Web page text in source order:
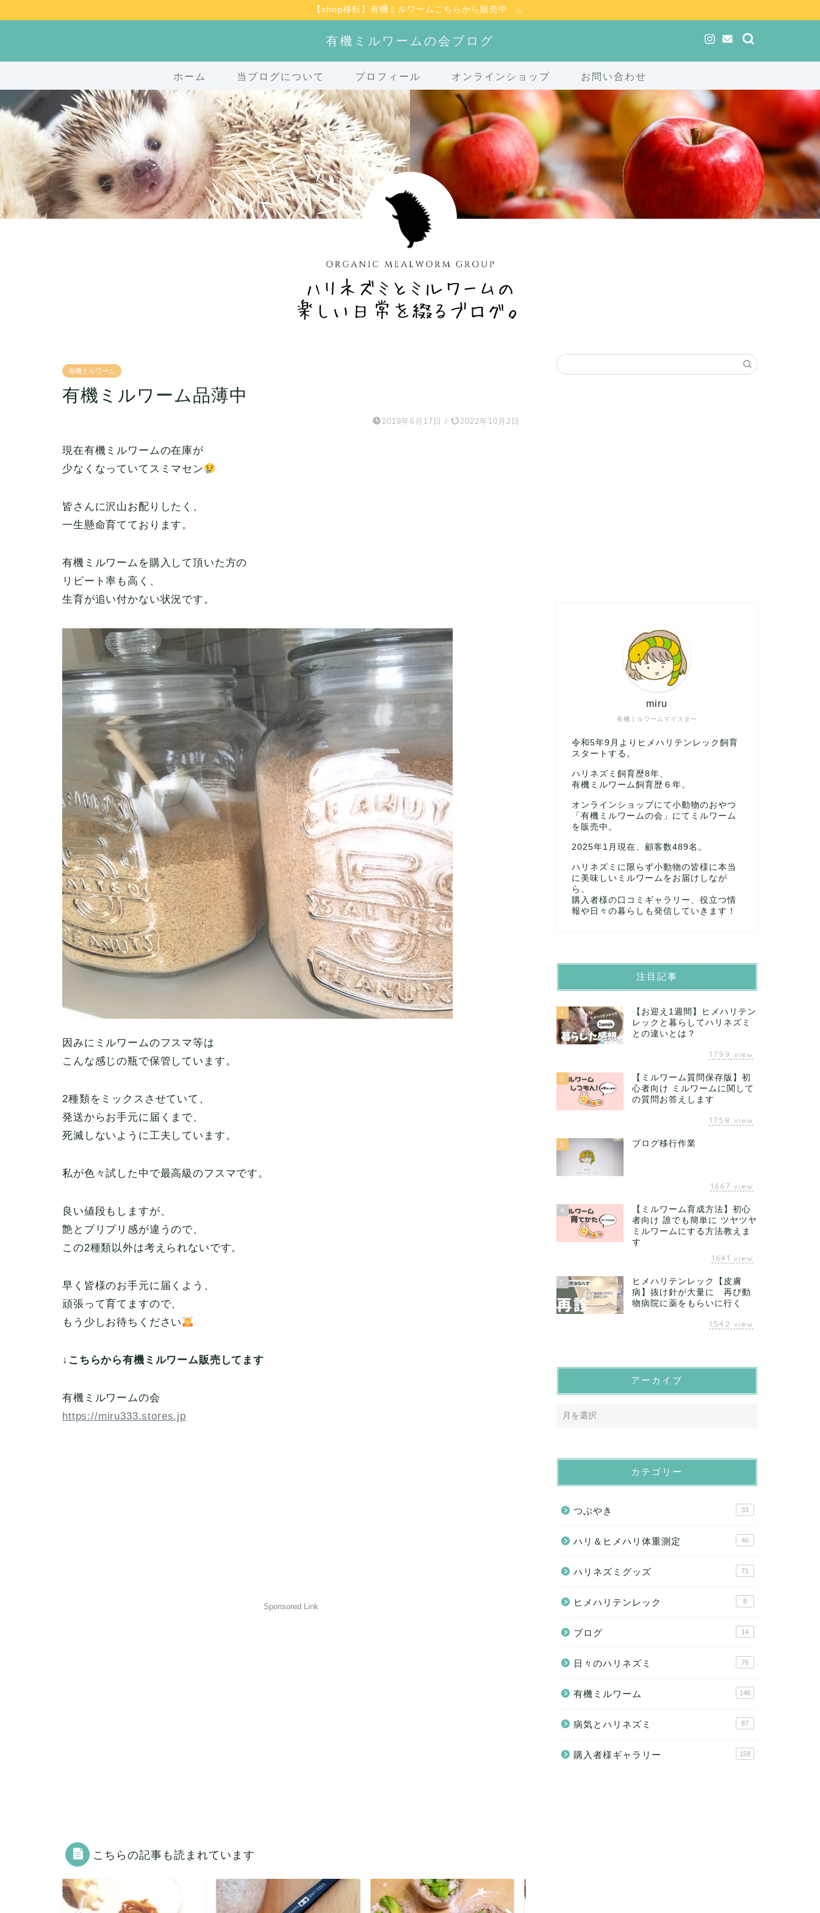
【shop移転】有機ミルワームこちらから販売中
有機ミルワームの会ブログ
ホーム 当ブログについて プロフィール オンラインショップ お問い合わせ
有機ミルワーム
有機ミルワーム品薄中
2019年6月17日 / 2022年10月2日
現在有機ミルワームの在庫が
少なくなっていてスミマセン
皆さんに沢山お配りしたく、
一生懸命育てております。
有機ミルワームを購入して頂いた方の
リピート率も高く、
生育が追い付かない状況です。
因みにミルワームのフスマ等は
こんな感じの瓶で保管しています。
2種類をミックスさせていて、
発送からお手元に届くまで、
死滅しないように工夫しています。
私が色々試した中で最高級のフスマです。
良い値段もしますが、
艶とプリプリ感が違うので、
この2種類以外は考えられないです。
早く皆様のお手元に届くよう、
頑張って育てますので、
もう少しお待ちください
↓こちらから有機ミルワーム販売してます
有機ミルワームの会
https://miru333.stores.jp
Sponsored Link
こちらの記事も読まれています
有機ミルワームマイスター
miru
令和5年9月よりヒメハリテンレック飼育
スタートする。
ハリネズミ飼育歴8年、
有機ミルワーム飼育歴６年。
オンラインショップにて小動物のおやつ
「有機ミルワームの会」にてミルワーム
を販売中。
2025年1月現在、顧客数489名。
ハリネズミに限らず小動物の皆様に本当
に美味しいミルワームをお届けしなが
ら、
購入者様の口コミギャラリー、役立つ情
報や日々の暮らしも発信していきます！
注目記事
1
【お迎え1週間】ヒメハリテン
レックと暮らしてハリネズミ
との違いとは？
1799 view
2
【ミルワーム質問保存版】初
心者向け ミルワームに関して
の質問お答えします
1758 view
3 ブログ移行作業
1667 view
4
【ミルワーム育成方法】初心
者向け 誰でも簡単に ツヤツヤ
ミルワームにする方法教えま
す
1641 view
5
ヒメハリテンレック【皮膚
病】抜け針が大量に 再び動
物病院に薬をもらいに行く
1542 view
アーカイブ
カテゴリー
つぶやき 33
ハリ＆ヒメハリ体重測定 46
ハリネズミグッズ 71
ヒメハリテンレック 8
ブログ 14
日々のハリネズミ 76
有機ミルワーム 146
病気とハリネズミ 87
購入者様ギャラリー 158